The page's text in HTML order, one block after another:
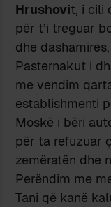
Hrushovit, i cili
për t’i treguar
dhe
Pasternakut i
me vendim
establishmenti
Moskë i bëri
për ta refuzuar
zemëratën dhe
Perëndim me
Tani që kanë